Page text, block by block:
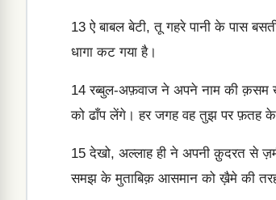
13 ऐ बाबल बेटी, तू गहरे पानी के पास
धागा कट गया है।
14 रब्बुल-अफ़वाज ने अपने नाम की क़सम
को ढाँप लेंगे। हर जगह वह तुझ पर फ़तह के
15 देखो, अल्लाह ही ने अपनी क़ुदरत से
समझ के मुताबिक़ आसमान को ख़ैमे की तरह